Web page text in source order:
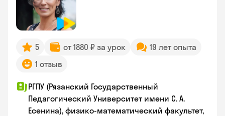
5 от 1880 ₽ за урок
19 лет опыта
1 отзыв
РГПУ (Рязанский Государственный
Педагогический Университет имени С. А.
Есенина), физико-математический факультет,